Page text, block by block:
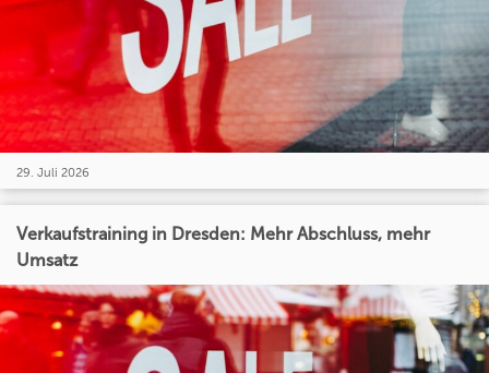
29. Juli 2026
Verkaufstraining in Dresden: Mehr Abschluss, mehr
Umsatz